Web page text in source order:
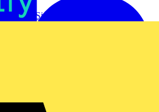
Signify